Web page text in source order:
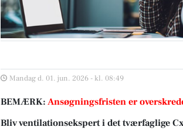
Mandag d. 01. jun. 2026 - kl. 08:49
BEMÆRK: Ansøgningsfristen er
Bliv ventilationsekspert i det tværfaglige